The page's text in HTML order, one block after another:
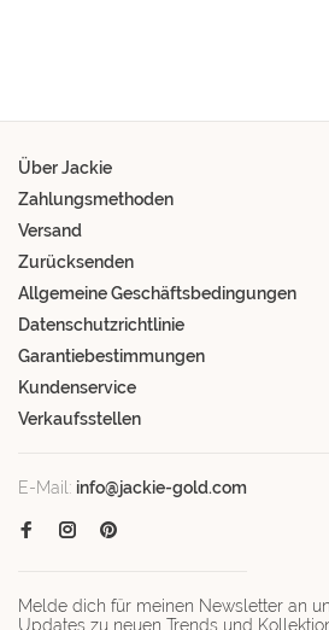
Über Jackie
Zahlungsmethoden
Versand
Zurücksenden
Allgemeine Geschäftsbedingungen
Datenschutzrichtlinie
Garantiebestimmungen
Kundenservice
Verkaufsstellen
E-Mail: info@jackie-gold.com
Melde dich für meinen Newsletter an
Updates zu neuen Trends und